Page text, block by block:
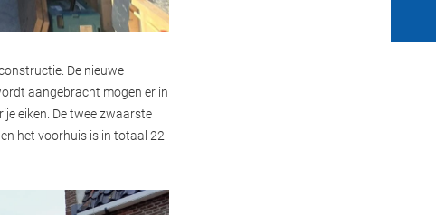
De nieuwe
aangebracht mogen er in
eiken. De twee zwaarste
het voorhuis is in totaal 22